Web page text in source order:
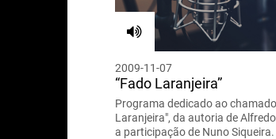
2009-11-07
“Fado Laranjeira”
Programa dedicado ao
Laranjeira", da autoria de
a participação de Nuno Siqueira.